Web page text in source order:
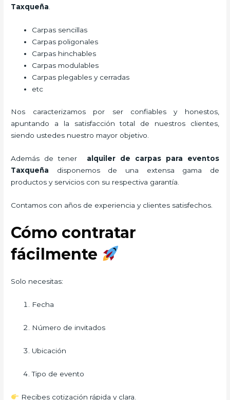
Taxqueña.
Carpas sencillas
Carpas poligonales
Carpas hinchables
Carpas modulables
Carpas plegables y cerradas
etc
Nos caracterizamos por ser confiables y honestos,
apuntando a la satisfacción total de nuestros clientes,
siendo ustedes nuestro mayor objetivo.
Además de tener alquiler de carpas para eventos
Taxqueña
disponemos de una extensa gama de
productos y servicios con su respectiva garantía.
Contamos con años de experiencia y clientes satisfechos.
Cómo contratar
fácilmente
Solo necesitas:
Fecha
Número de invitados
Ubicación
Tipo de evento
Recibes cotización rápida y clara.